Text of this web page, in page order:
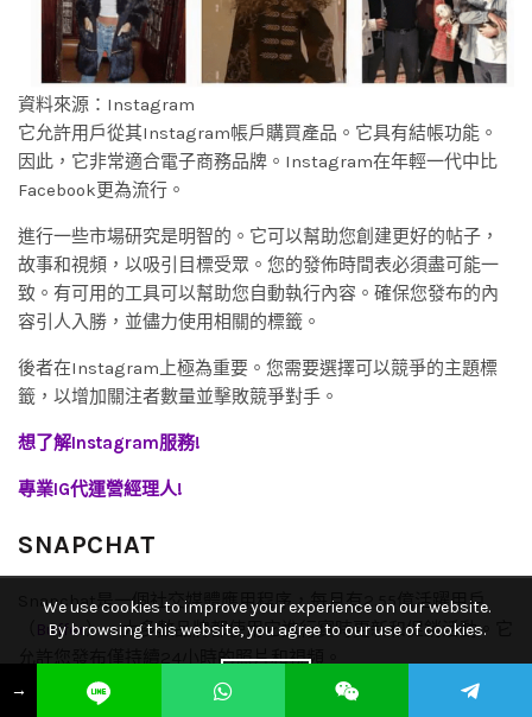
資料來源：Instagram
它允許用戶從其Instagram帳戶購買產品。它具有結帳功能。
因此，它非常適合電子商務品牌。Instagram在年輕一代中比
Facebook更為流行。
進行一些市場研究是明智的。它可以幫助您創建更好的帖子，
故事和視頻，以吸引目標受眾。您的發佈時間表必須盡可能一
致。有可用的工具可以幫助您自動執行內容。確保您發布的內
容引人入勝，並儘力使用相關的標籤。
後者在Instagram上極為重要。您需要選擇可以競爭的主題標
籤，以增加關注者數量並擊敗競爭對手。
想了解Instagram服務!
專業IG代運營經理人!
SNAPCHAT
Snapchat是一個社交媒體應用程序，每月有2.55億活躍用戶
Buffer）。大多數品牌都使用它進行實時更新和促銷活動。它
允許您發布僅持續24小時的照片和視頻。
Snapchat營銷
→
We use cookies to improve your experience on our website.
By browsing this website, you agree to our use of cookies.